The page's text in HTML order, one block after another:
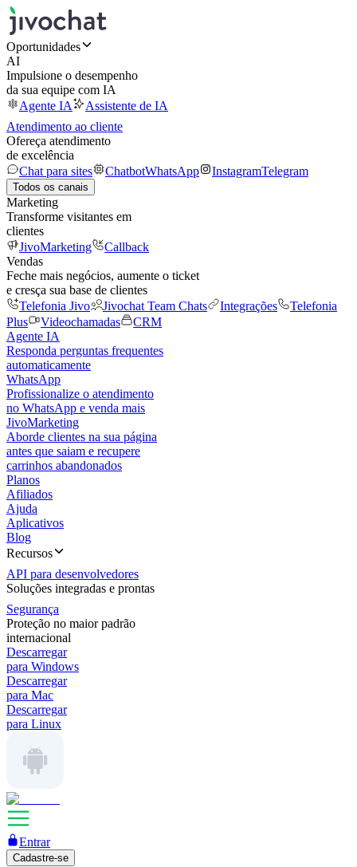
Oportunidades
AI
Impulsione o desempenho
da sua equipe com IA
Agente IA
Assistente de IA
Atendimento ao cliente
Ofereça atendimento
de excelência
Chat para sites
ChatbotWhatsApp InstagramTelegram
Todos os canais
Marketing
Transforme visitantes em
clientes
JivoMarketing
Callback
Vendas
Feche mais negócios, aumente o ticket
e cresça sua base de clientes
Telefonia Jivo
Jivochat Team Chats Integrações
Telefonia
Plus
Videochamadas
CRM
Agente IA
Responda perguntas frequentes
automaticamente
WhatsApp
Profissionalize o atendimento
no WhatsApp e venda mais
JivoMarketing
Aborde clientes na sua página
antes que saiam e recupere
carrinhos abandonados
Planos
Afiliados
Ajuda
Aplicativos
Blog
Recursos
API para desenvolvedores
Soluções integradas e prontas
Segurança
Proteção no maior padrão
internacional
Descarregar
para Windows
Descarregar
para Mac
Descarregar
para Linux
Entrar
Cadastre-se